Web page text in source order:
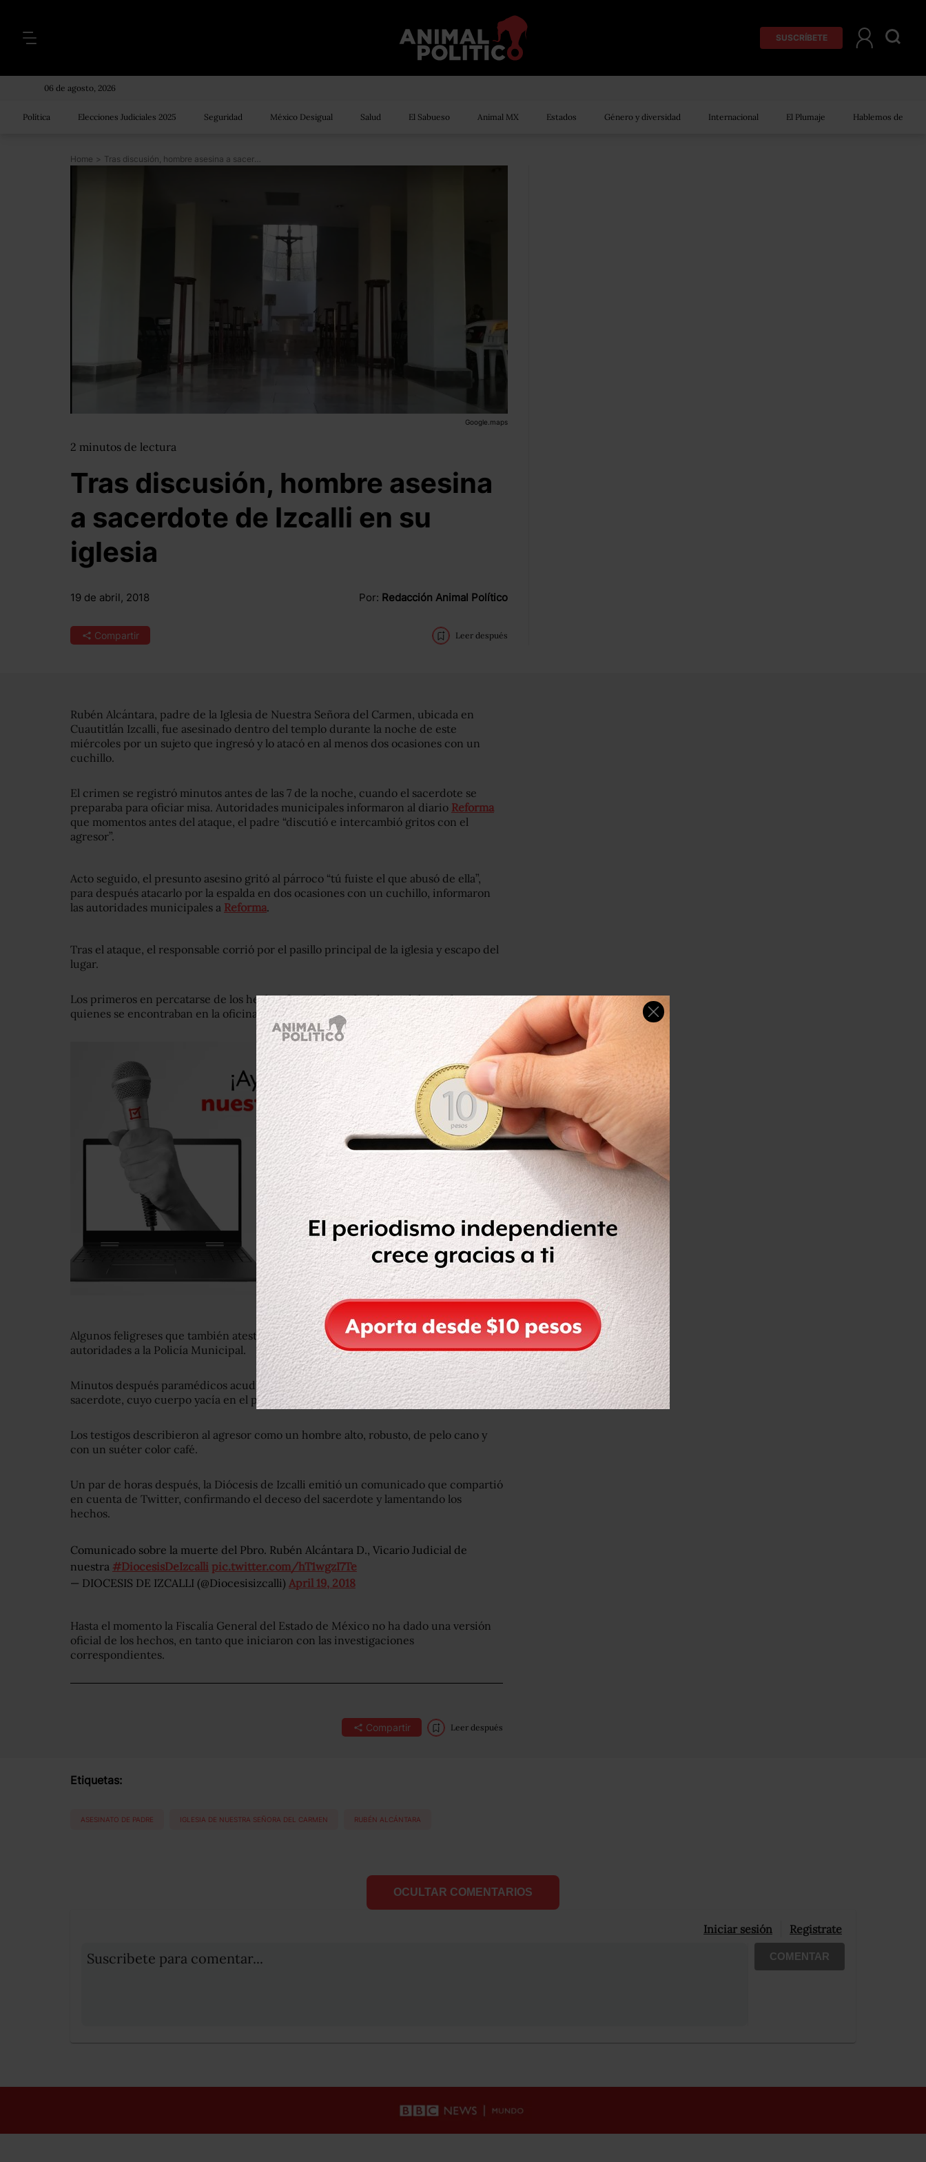
SUSCRÍBETE
06 de agosto, 2026
Política Elecciones Judiciales 2025 Seguridad México Desigual Salud El Sabueso Animal MX Estados Género y diversidad Internacional El Plumaje Hablemos de
Home > Tras discusión, hombre asesina a sacerdote de Izcalli en su iglesia
Google.maps
2 minutos de lectura
Tras discusión, hombre asesina
a sacerdote de Izcalli en su
iglesia
19 de abril, 2018 Por: Redacción Animal Político
Compartir Leer después
Rubén Alcántara, padre de la Iglesia de Nuestra Señora del Carmen, ubicada en
Cuautitlán Izcalli, fue asesinado dentro del templo durante la noche de este
miércoles por un sujeto que ingresó y lo atacó en al menos dos ocasiones con un
cuchillo.
El crimen se registró minutos antes de las 7 de la noche, cuando el sacerdote se
preparaba para oficiar misa. Autoridades municipales informaron al diario Reforma
que momentos antes del ataque, el padre “discutió e intercambió gritos con el
agresor”.
Acto seguido, el presunto asesino gritó al párroco “tú fuiste el que abusó de ella”,
para después atacarlo por la espalda en dos ocasiones con un cuchillo, informaron
las autoridades municipales a Reforma.
Tras el ataque, el responsable corrió por el pasillo principal de la iglesia y escapo del
lugar.
Los primeros en percatarse de los hechos fueron los trabajadores del templo,
quienes se encontraban en la oficina y escucharon la discusión.
Algunos feligreses que también atestiguaron los hechos dieron aviso a las
autoridades a la Policía Municipal.
Minutos después paramédicos acudieron a la iglesia y confirmaron la muerte del
sacerdote, cuyo cuerpo yacía en el piso del templo.
Los testigos describieron al agresor como un hombre alto, robusto, de pelo cano y
con un suéter color café.
Un par de horas después, la Diócesis de Izcalli emitió un comunicado que compartió
en cuenta de Twitter, confirmando el deceso del sacerdote y lamentando los
hechos.
Comunicado sobre la muerte del Pbro. Rubén Alcántara D., Vicario Judicial de
nuestra #DiocesisDeIzcalli pic.twitter.com/hT1wgzI7Te
— DIOCESIS DE IZCALLI (@Diocesisizcalli) April 19, 2018
Hasta el momento la Fiscalía General del Estado de México no ha dado una versión
oficial de los hechos, en tanto que iniciaron con las investigaciones
correspondientes.
Compartir Leer después
Etiquetas:
ASESINATO DE PADRE IGLESIA DE NUESTRA SEÑORA DEL CARMEN RUBÉN ALCÁNTARA
OCULTAR COMENTARIOS
Iniciar sesión Registrate
Suscribete para comentar... COMENTAR